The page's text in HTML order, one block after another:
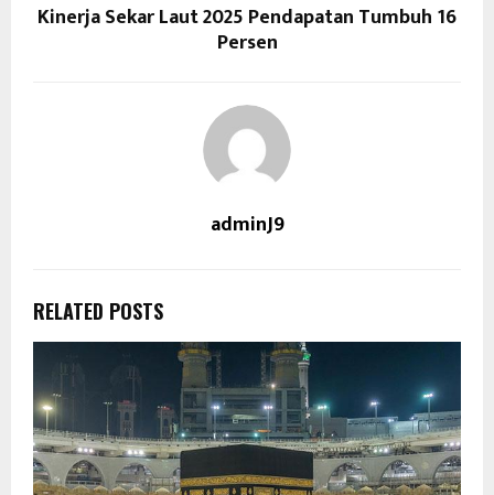
Kinerja Sekar Laut 2025 Pendapatan Tumbuh 16
Persen
adminJ9
RELATED POSTS